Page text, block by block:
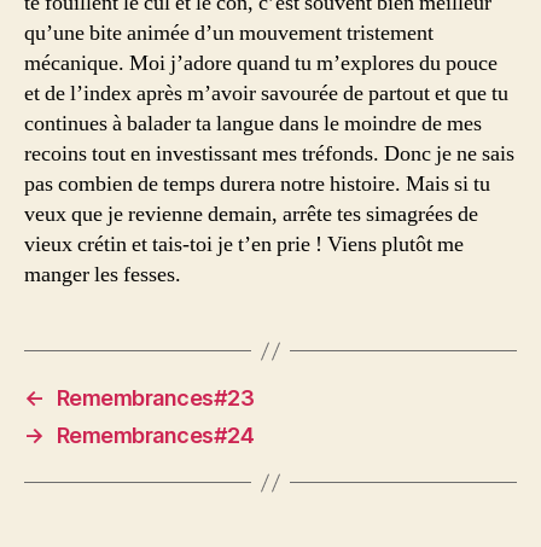
qu’une bite animée d’un mouvement tristement
mécanique. Moi j’adore quand tu m’explores du pouce
et de l’index après m’avoir savourée de partout et que tu
continues à balader ta langue dans le moindre de mes
recoins tout en investissant mes tréfonds. Donc je ne sais
pas combien de temps durera notre histoire. Mais si tu
veux que je revienne demain, arrête tes simagrées de
vieux crétin et tais-toi je t’en prie ! Viens plutôt me
manger les fesses.
←
Remembrances#23
→
Remembrances#24